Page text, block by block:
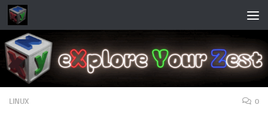
Skip to content
LINUX 0